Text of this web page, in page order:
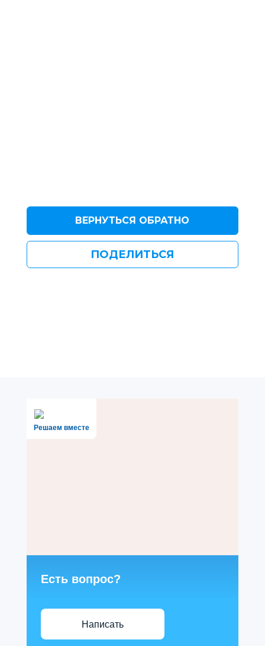
ВЕРНУТЬСЯ ОБРАТНО
ПОДЕЛИТЬСЯ
Решаем вместе
Есть вопрос?
Написать